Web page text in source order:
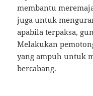
membantu
juga untuk
apabila terpaksa,
Melakukan
yang ampuh untuk
bercabang.